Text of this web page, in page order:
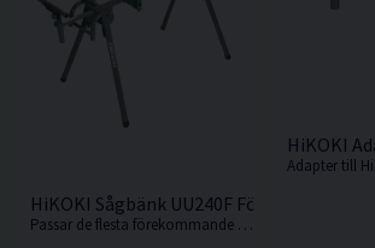
HiKOKI Sågbänk UU240F För Kap-/Gersåg
Passar de flesta förekommande kap-/gersågar.
HiKOKI
Adapter till